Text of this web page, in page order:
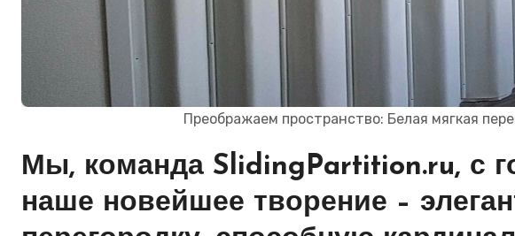
Преображаем пространство: Белая мягкая
Мы, команда SlidingPartition.ru, с
наше новейшее творение –